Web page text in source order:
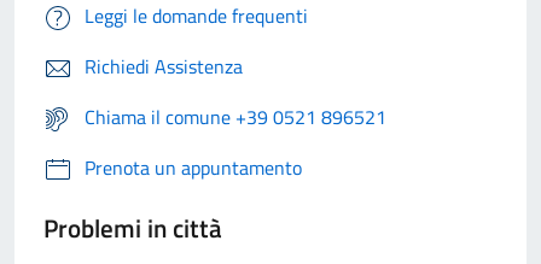
Leggi le domande frequenti
Richiedi Assistenza
Chiama il comune +39 0521 896521
Prenota un appuntamento
Problemi in città